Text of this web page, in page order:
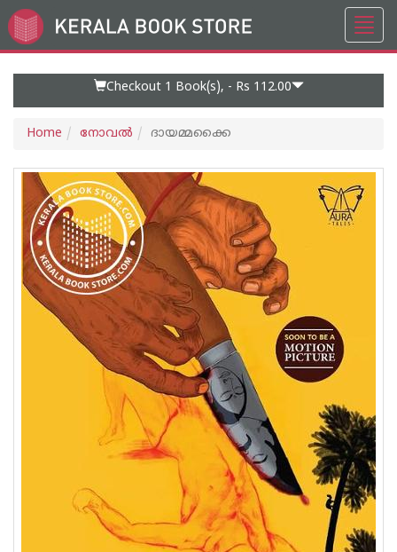
Go
to
Checkout 1 Book(s), - Rs 112.00
Home നോവല്‍ ദായമ്മക്കൈ